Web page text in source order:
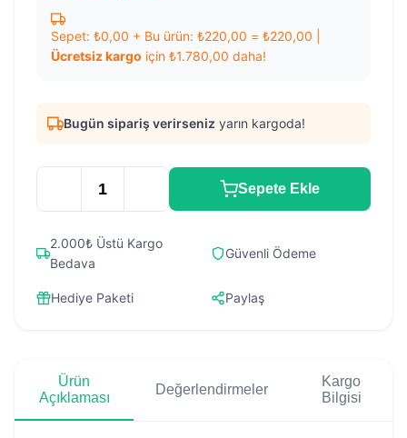
Sepet: ₺0,00 + Bu ürün: ₺220,00 = ₺220,00
Ücretsiz kargo için ₺1.780,00 daha!
Bugün sipariş verirseniz yarın kargoda!
Sepete Ekle
2.000₺ Üstü Kargo
Bedava
Güvenli Ödeme
Hediye Paketi Paylaş
Ürün
Açıklaması
Değerlendirmeler
Kargo
Bilgisi